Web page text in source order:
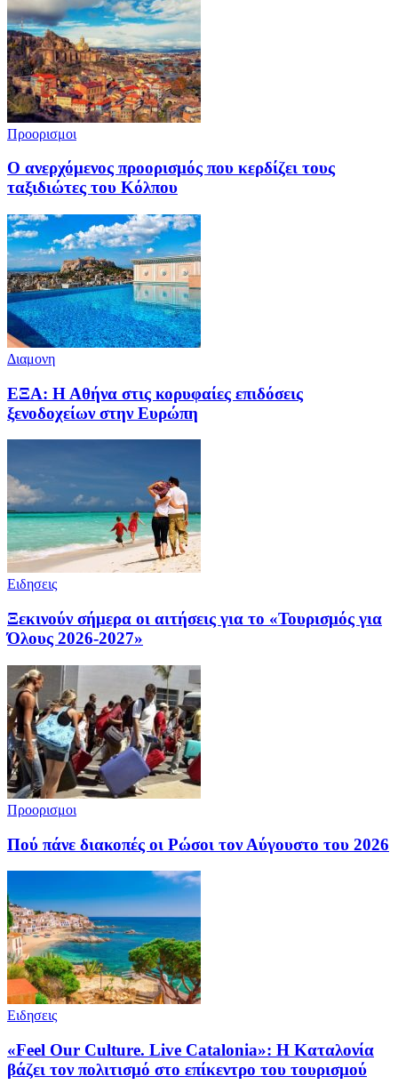
Προορισμοι
Ο ανερχόμενος προορισμός που κερδίζει τους
ταξιδιώτες του Κόλπου
Διαμονη
ΕΞΑ: Η Αθήνα στις κορυφαίες επιδόσεις
ξενοδοχείων στην Ευρώπη
Ειδησεις
Ξεκινούν σήμερα οι αιτήσεις για το «Τουρισμός για
Όλους 2026-2027»
Προορισμοι
Πού πάνε διακοπές οι Ρώσοι τον Αύγουστο του 2026
Ειδησεις
«Feel Our Culture. Live Catalonia»: Η Καταλονία
βάζει τον πολιτισμό στο επίκεντρο του τουρισμού